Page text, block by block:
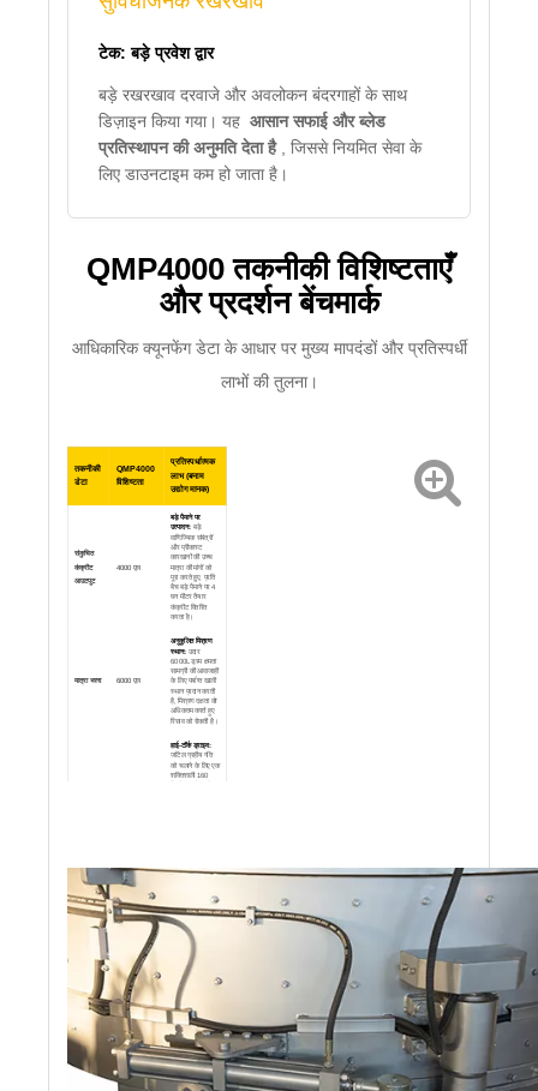
टेक: बड़े प्रवेश द्वार
बड़े रखरखाव दरवाजे और अवलोकन बंदरगाहों के साथ
डिज़ाइन किया गया। यह आसान सफाई और ब्लेड
प्रतिस्थापन की अनुमति देता है
, जिससे नियमित सेवा के
लिए डाउनटाइम कम हो जाता है।
QMP4000 तकनीकी विशिष्टताएँ
और प्रदर्शन बेंचमार्क
आधिकारिक क्यूनफेंग डेटा के आधार पर मुख्य मापदंडों और प्रतिस्पर्धी
लाभों की तुलना।
तकनीकी
डेटा
QMP4000
विशिष्टता
प्रतिस्पर्धात्मक
लाभ (बनाम
उद्योग मानक)
संकुचित
कंक्रीट
आउटपुट
4000 एल
बड़े पैमाने पर
उत्पादन: बड़े
वाणिज्यिक संयंत्रों
और प्रीकास्ट
कारखानों की उच्च
मात्रा की मांगों को
पूरा करते हुए, प्रति
बैच बड़े पैमाने पर 4
घन मीटर तैयार
कंक्रीट वितरित
करता है।
मात्रा भरना 6000 एल
अनुकूलित मिश्रण
स्थान: उदार
6000L ड्रम क्षमता
सामग्री की आवाजाही
के लिए पर्याप्त खाली
स्थान प्रदान करती
है, मिश्रण दक्षता को
अधिकतम करते हुए
रिसाव को रोकती है।
हाई-टॉर्क ड्राइव:
जटिल ग्रहीय गति
को चलाने के लिए एक
शक्तिशाली 160
भोजन
9600 किग्रा
हेवी-ड्यूटी लोडिंग:
संरचनात्मक अखंडता
का प्रदर्शन करते
हुए, प्रति चक्र
9600 किलोग्राम
को संभालने के लिए
डिज़ाइन किया गया
मिक्सिंग
स्टार/ब्लेड
3×3 मात्रा
ग्रहों की एकरूपता:
एक जटिल 3-सितारा
विन्यास की विशेषता।
प्रतिच्छेदी प्रक्षेप पथ
पूरे फर्श को कवर
करते हैं, मृत क्षेत्रों
को खत्म करते हैं और
100% एकरूपता
सुनिश्चित करते हैं।